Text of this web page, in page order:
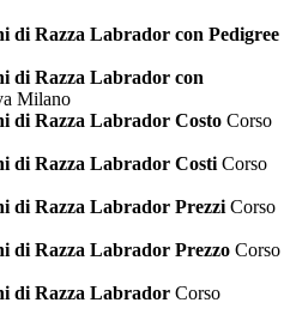
di Razza Labrador con Pedigree
di Razza Labrador con
Milano
di Razza Labrador Costo Corso
di Razza Labrador CostiCorso
di Razza Labrador PrezziCorso
di Razza Labrador Prezzo Corso
di Razza Labrador Corso